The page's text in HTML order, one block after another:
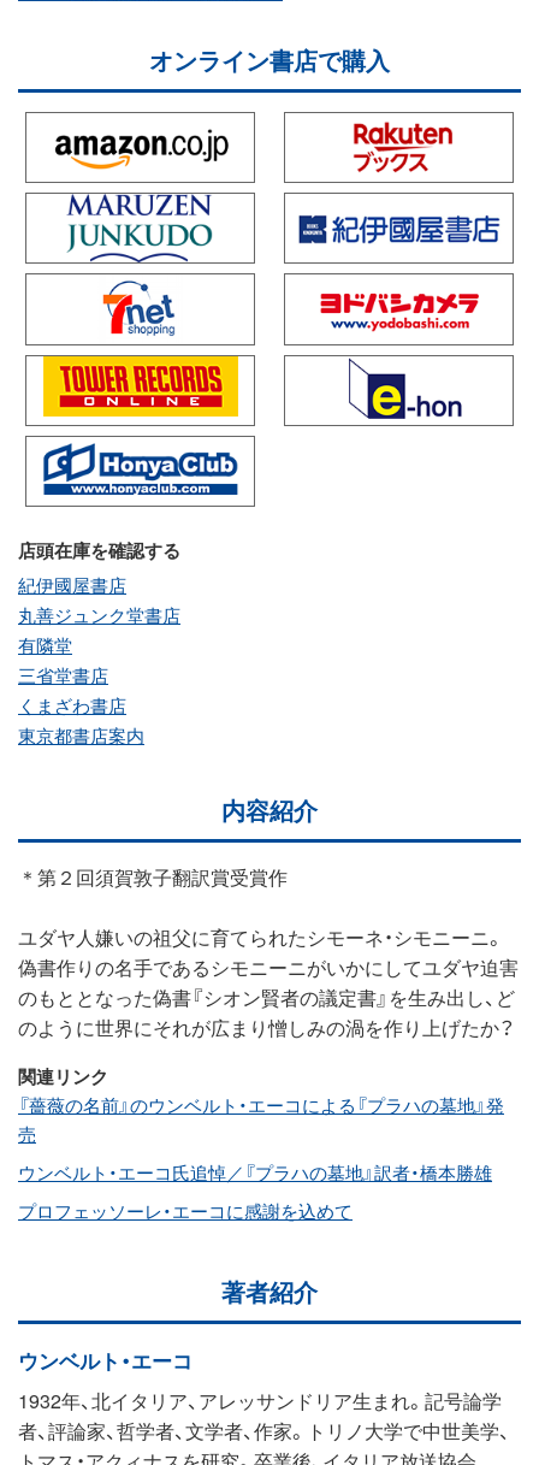
オンライン書店で購入
店頭在庫を確認する
紀伊國屋書店
丸善ジュンク堂書店
有隣堂
三省堂書店
くまざわ書店
東京都書店案内
内容紹介
＊第２回須賀敦子翻訳賞受賞作
ユダヤ人嫌いの祖父に育てられたシモーネ・シモニーニ。
偽書作りの名手であるシモニーニがいかにしてユダヤ迫害
のもととなった偽書『シオン賢者の議定書』を生み出し、ど
のように世界にそれが広まり憎しみの渦を作り上げたか？
関連リンク
『薔薇の名前』のウンベルト・エーコによる『プラハの墓地』発
売
ウンベルト・エーコ氏追悼／『プラハの墓地』訳者・橋本勝雄
プロフェッソーレ・エーコに感謝を込めて
著者紹介
ウンベルト・エーコ
1932年、北イタリア、アレッサンドリア生まれ。記号論学
者、評論家、哲学者、文学者、作家。トリノ大学で中世美学、